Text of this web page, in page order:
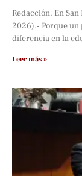
Redacción. En
2026).- Porque un
diferencia en la
Leer más »